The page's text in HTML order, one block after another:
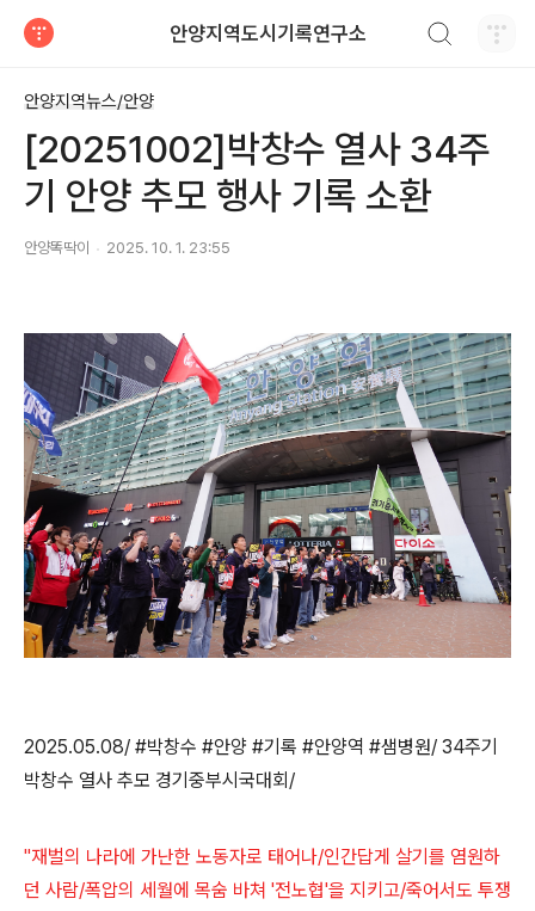
안양지역도시기록연구소
안양지역뉴스/안양
[20251002]박창수 열사 34주
기 안양 추모 행사 기록 소환
안양똑딱이 2025. 10. 1. 23:55
2025.05.08/ #박창수 #안양 #기록 #안양역 #샘병원/ 34주기
박창수 열사 추모 경기중부시국대회/
"재벌의 나라에 가난한 노동자로 태어나/인간답게 살기를 염원하
던 사람/폭압의 세월에 목숨 바쳐 '전노협'을 지키고/죽어서도 투쟁